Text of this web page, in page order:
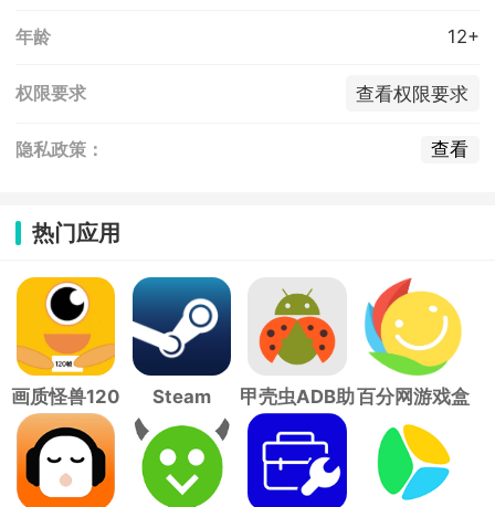
年龄 12+
权限要求 查看权限要求
隐私政策： 查看
热门应用
画质怪兽120
帧
Steam
甲壳虫ADB助
手
百分网游戏盒
子